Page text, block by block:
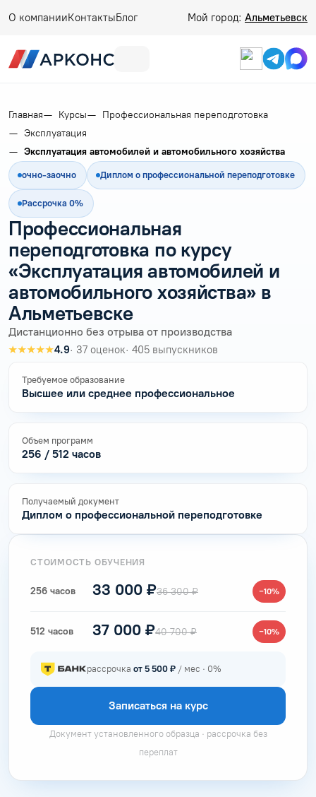
О компанииКонтактыБлог Мой город: Альметьевск
Главная Курсы
Профессиональная переподготовка
Эксплуатация
Эксплуатация автомобилей и автомобильного хозяйства
очно-заочно Диплом о профессиональной переподготовке
Рассрочка 0%
Профессиональная
переподготовка по курсу
«Эксплуатация автомобилей и
автомобильного хозяйства» в
Альметьевске
Дистанционно без отрыва от производства
★★★★★4.9· 37 оценок· 405 выпускников
Требуемое образование
Высшее или среднее профессиональное
Объем программ
256 / 512 часов
Получаемый документ
Диплом о профессиональной переподготовке
СТОИМОСТЬ ОБУЧЕНИЯ
256 часов 33 000 ₽36 300 ₽ −10%
512 часов 37 000 ₽40 700 ₽ −10%
рассрочка от 5 500 ₽ / мес · 0%
Записаться на курс
Документ установленного образца · рассрочка без
переплат